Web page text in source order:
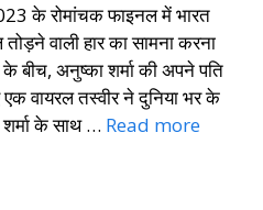
के रोमांचक फाइनल में भारत
वाली हार का सामना करना
बीच, अनुष्का शर्मा की अपने पति
वायरल तस्वीर ने दुनिया भर के
के साथ … Read more